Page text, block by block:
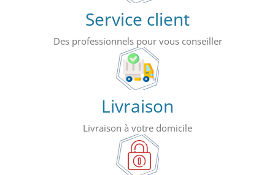
Service client
Des professionnels pour vous conseiller
Livraison
Livraison à votre domicile